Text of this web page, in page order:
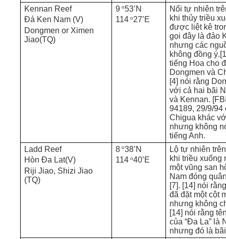
Kennan Reef
Đá Ken Nam (V)
Dongmen or Ximen
Jiao(TQ)
9 o53’N
114 o27’E
Nổi tự nhiên
khi thủy triều
được liệt kê
gọi đây là đảo
nhưng các
không đồng
tiếng Hoa cho
Dongmen và
[4] nói rằng
với cả hai bãi
và Kennan.
94189, 29/9/94
Chigua khác
nhưng không
tiếng Anh.
Ladd Reef
Hòn Đa Lat(V)
Riji Jiao, Shizi Jiao
(TQ)
8 o38’N
114 o40’E
Lộ tự nhiên
khi triều xuống
một vũng san
Nam đóng
[7]. [14] nói
đã đặt một cột
nhưng không
[14] nói rằng
của “Đa La” là
nhưng đó là